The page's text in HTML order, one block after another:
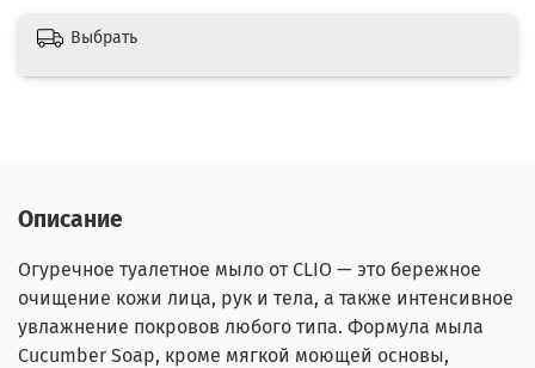
Выбрать
Описание
Огуречное туалетное мыло от CLIO — это бережное
очищение кожи лица, рук и тела, а также интенсивное
увлажнение покровов любого типа. Формула мыла
Cucumber Soap, кроме мягкой моющей основы,